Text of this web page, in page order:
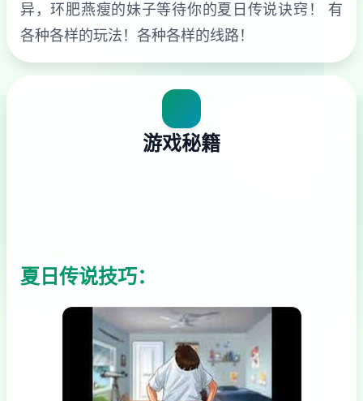
异，环肥燕瘦的妹子等待你的夏日传说诀窍！ 有
各种各样的玩法！各种各样的线路！
游戏秘籍
夏日传说技巧：